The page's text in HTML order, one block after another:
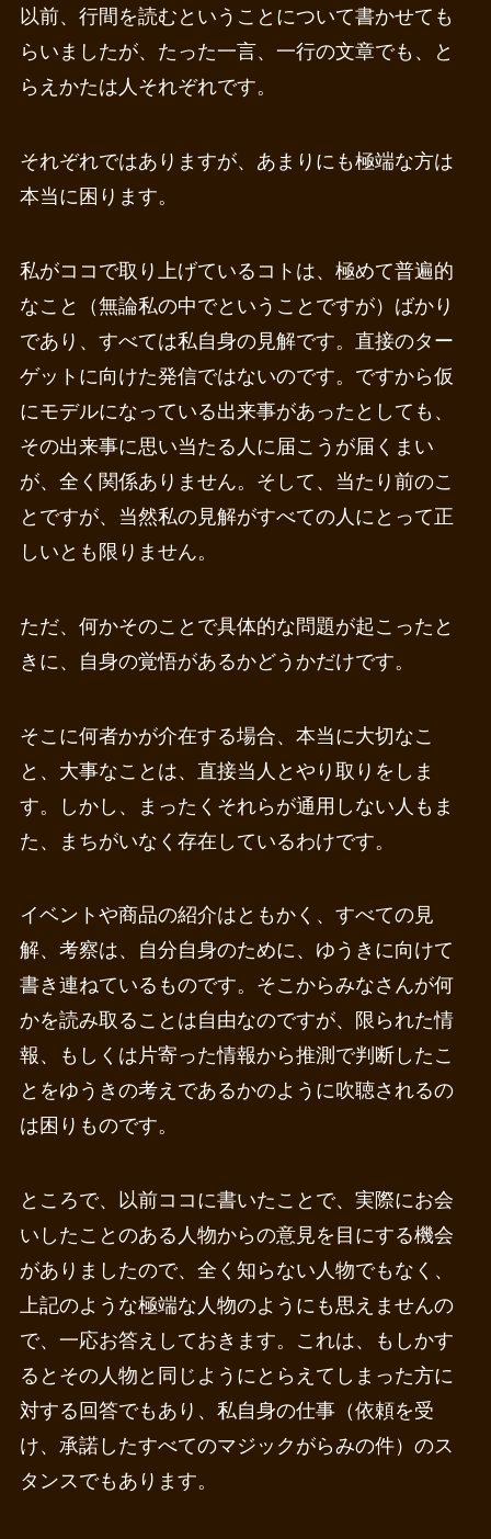
以前、行間を読むということについて書かせても
らいましたが、たった一言、一行の文章でも、と
らえかたは人それぞれです。
それぞれではありますが、あまりにも極端な方は
本当に困ります。
私がココで取り上げているコトは、極めて普遍的
なこと（無論私の中でということですが）ばかり
であり、すべては私自身の見解です。直接のター
ゲットに向けた発信ではないのです。ですから仮
にモデルになっている出来事があったとしても、
その出来事に思い当たる人に届こうが届くまい
が、全く関係ありません。そして、当たり前のこ
とですが、当然私の見解がすべての人にとって正
しいとも限りません。
ただ、何かそのことで具体的な問題が起こったと
きに、自身の覚悟があるかどうかだけです。
そこに何者かが介在する場合、本当に大切なこ
と、大事なことは、直接当人とやり取りをしま
す。しかし、まったくそれらが通用しない人もま
た、まちがいなく存在しているわけです。
イベントや商品の紹介はともかく、すべての見
解、考察は、自分自身のために、ゆうきに向けて
書き連ねているものです。そこからみなさんが何
かを読み取ることは自由なのですが、限られた情
報、もしくは片寄った情報から推測で判断したこ
とをゆうきの考えであるかのように吹聴されるの
は困りものです。
ところで、以前ココに書いたことで、実際にお会
いしたことのある人物からの意見を目にする機会
がありましたので、全く知らない人物でもなく、
上記のような極端な人物のようにも思えませんの
で、一応お答えしておきます。これは、もしかす
るとその人物と同じようにとらえてしまった方に
対する回答でもあり、私自身の仕事（依頼を受
け、承諾したすべてのマジックがらみの件）のス
タンスでもあります。